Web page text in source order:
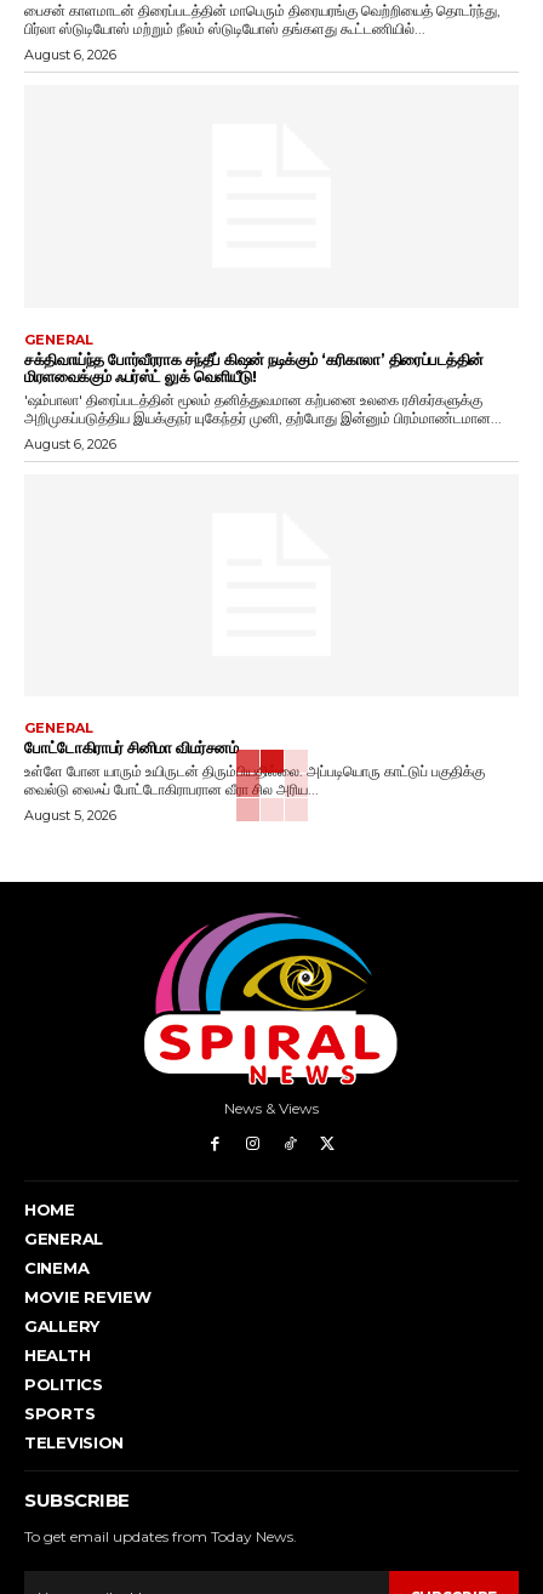
பைசன் காளமாடன் திரைப்படத்தின் மாபெரும் திரையரங்கு வெற்றியைத் தொடர்ந்து,
பிர்லா ஸ்டுடியோஸ் மற்றும் நீலம் ஸ்டுடியோஸ் தங்களது கூட்டணியில்...
August 6, 2026
GENERAL
சக்திவாய்ந்த போர்வீரராக சந்தீப் கிஷன் நடிக்கும் ‘கரிகாலா’ திரைப்படத்தின்
மிரளவைக்கும் ஃபர்ஸ்ட் லுக் வெளியீடு!
'ஷம்பாலா' திரைப்படத்தின் மூலம் தனித்துவமான கற்பனை உலகை ரசிகர்களுக்கு
அறிமுகப்படுத்திய இயக்குநர் யுகேந்தர் முனி, தற்போது இன்னும் பிரம்மாண்டமான...
August 6, 2026
GENERAL
போட்டோகிராபர் சினிமா விமர்சனம்
உள்ளே போன யாரும் உயிருடன் திரும்பியதில்லை. அப்படியொரு காட்டுப் பகுதிக்கு
வைல்டு லைஃப் போட்டோகிராபரான வீரா சில அரிய...
August 5, 2026
News & Views
HOME
GENERAL
CINEMA
MOVIE REVIEW
GALLERY
HEALTH
POLITICS
SPORTS
TELEVISION
SUBSCRIBE
To get email updates from Today News.